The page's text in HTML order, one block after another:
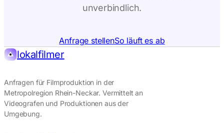
unverbindlich.
Anfrage stellenSo läuft es ab
lokalfilmer
Anfragen für Filmproduktion in der
Metropolregion Rhein-Neckar. Vermittelt an
Videografen und Produktionen aus der
Umgebung.